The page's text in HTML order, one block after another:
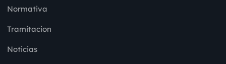
Normativa
Tramitacion
Noticias